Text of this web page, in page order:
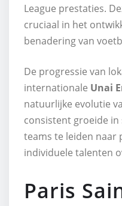
League prestaties.
cruciaal in het
benadering van
De progressie van
internationale Unai
natuurlijke evolutie
consistent groeide
teams te leiden naar
individuele talenten
Paris